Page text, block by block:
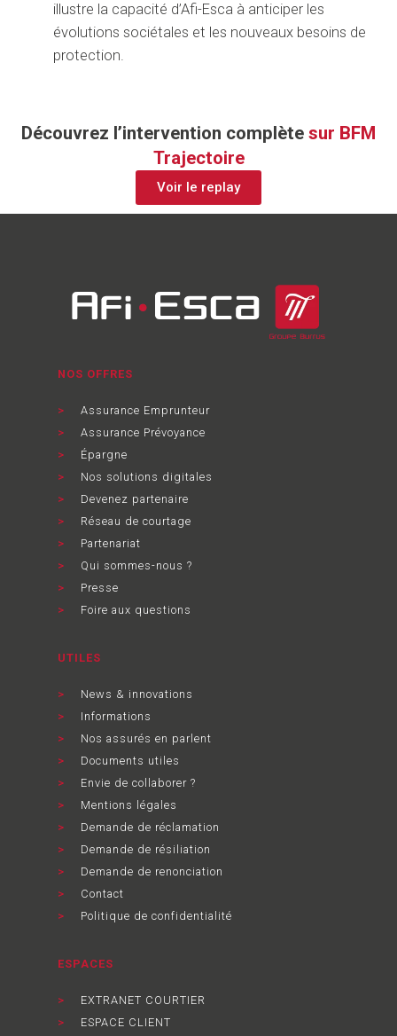
illustre la capacité d’Afi-Esca à anticiper les
évolutions sociétales et les nouveaux besoins de
protection.
Découvrez l’intervention complète sur BFM
Trajectoire
Voir le replay
NOS OFFRES
Assurance Emprunteur
Assurance Prévoyance
Épargne
Nos solutions digitales
Devenez partenaire
Réseau de courtage
Partenariat
Qui sommes-nous ?
Presse
Foire aux questions
UTILES
News & innovations
Informations
Nos assurés en parlent
Documents utiles
Envie de collaborer ?
Mentions légales
Demande de réclamation
Demande de résiliation
Demande de renonciation
Contact
Politique de confidentialité
ESPACES
EXTRANET COURTIER
ESPACE CLIENT